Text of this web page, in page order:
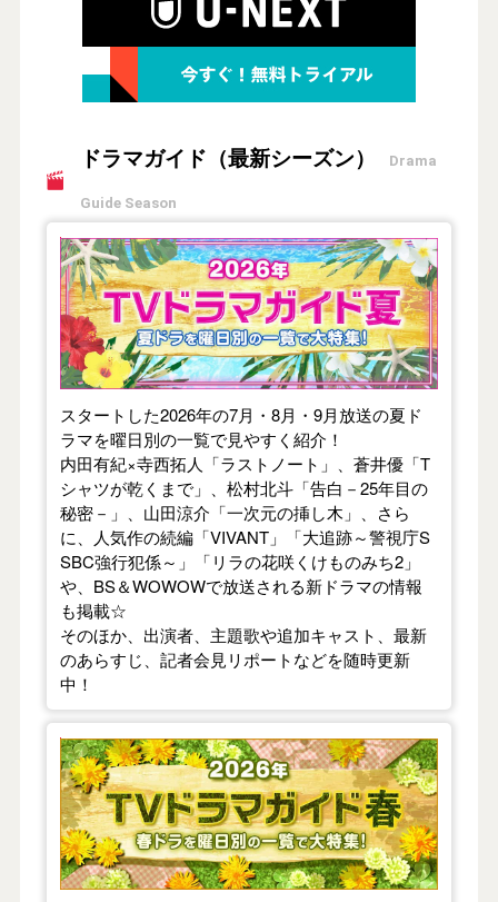
ドラマガイド（最新シーズン） Drama
Guide Season
【2026年夏】TVドラマガイド
スタートした2026年の7月・8月・9月放送の夏ド
ラマを曜日別の一覧で見やすく紹介！
内田有紀×寺西拓人「ラストノート」、蒼井優「T
シャツが乾くまで」、松村北斗「告白－25年目の
秘密－」、山田涼介「一次元の挿し木」、さら
に、人気作の続編「VIVANT」「大追跡～警視庁S
SBC強行犯係～」「リラの花咲くけものみち2」
や、BS＆WOWOWで放送される新ドラマの情報
も掲載☆
そのほか、出演者、主題歌や追加キャスト、最新
のあらすじ、記者会見リポートなどを随時更新
中！
【2026年春】TVドラマガイド